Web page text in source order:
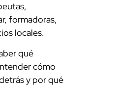
formadoras,
locales.
qué
cómo
y por qué